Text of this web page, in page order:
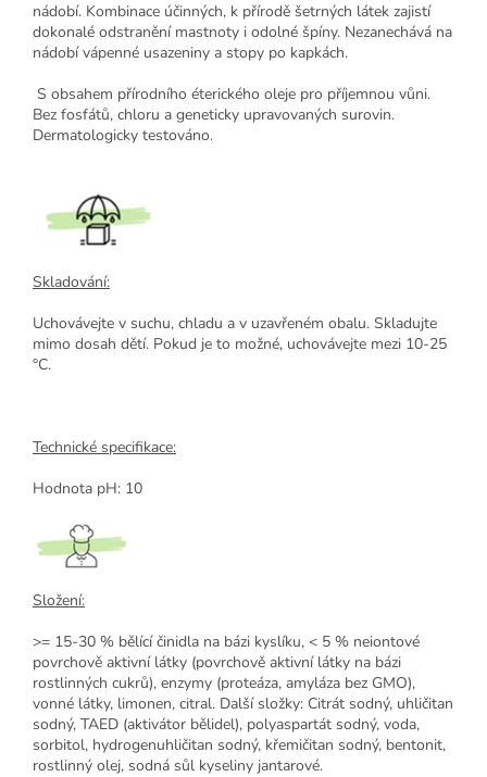
nádobí. Kombinace účinných, k přírodě šetrných látek zajistí
dokonalé odstranění mastnoty i odolné špíny. Nezanechává na
nádobí vápenné usazeniny a stopy po kapkách.
S obsahem přírodního éterického oleje pro příjemnou vůni.
Bez fosfátů, chloru a geneticky upravovaných surovin.
Dermatologicky testováno.
Skladování:
Uchovávejte v suchu, chladu a v uzavřeném obalu. Skladujte
mimo dosah dětí. Pokud je to možné, uchovávejte mezi 10-25
°C.
Technické specifikace:
Hodnota pH: 10
Složení:
>= 15-30 % bělící činidla na bázi kyslíku, < 5 % neiontové
povrchově aktivní látky (povrchově aktivní látky na bázi
rostlinných cukrů), enzymy (proteáza, amyláza bez GMO),
vonné látky, limonen, citral. Další složky: Citrát sodný, uhličitan
sodný, TAED (aktivátor bělidel), polyaspartát sodný, voda,
sorbitol, hydrogenuhličitan sodný, křemičitan sodný, bentonit,
rostlinný olej, sodná sůl kyseliny jantarové.